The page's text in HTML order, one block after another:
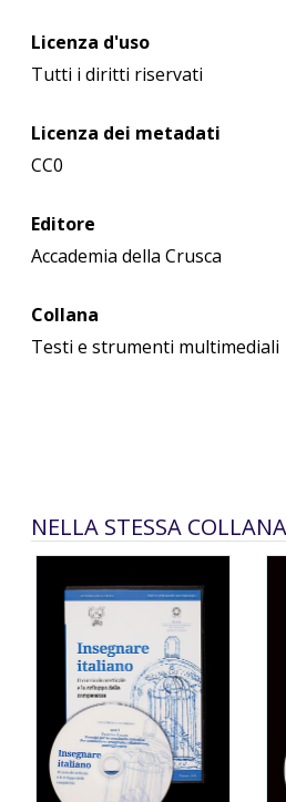
Licenza d'uso
Tutti i diritti riservati
Licenza dei metadati
CC0
Editore
Accademia della Crusca
Collana
Testi e strumenti multimediali
NELLA STESSA COLLANA